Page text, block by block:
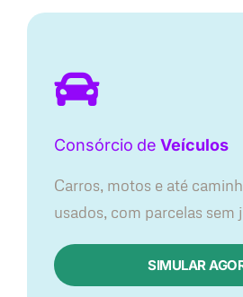
Consórcio de Veículos
Carros, motos e até
usados, com parcelas sem
SIMULAR